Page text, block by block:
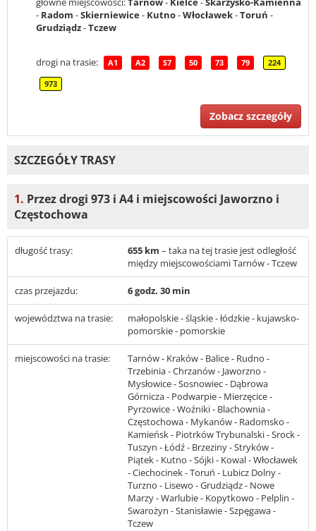
- Radom -Skierniewice- Kutno-Włocławek-Toruń -
Grudziądz-Tczew
drogi na trasie: A1 A2 S7 50 73 79 224
973
Zobacz szczegóły
SZCZEGÓŁY TRASY
1. Przez drogi 973 i A4 i miejscowości Jaworzno i
Częstochowa
długość trasy: 655 km – taka na tej trasie jest odległość
między miejscowościami Tarnów - Tczew
czas przejazdu: 6 godz. 30 min
województwa na trasie:
małopolskie - śląskie - łódzkie - kujawsko-
pomorskie - pomorskie
miejscowości na trasie:
Tarnów - Kraków - Balice - Rudno -
Trzebinia - Chrzanów - Jaworzno -
Mysłowice - Sosnowiec - Dąbrowa
Górnicza - Podwarpie - Mierzęcice -
Pyrzowice - Woźniki - Blachownia -
Częstochowa - Mykanów - Radomsko -
Kamieńsk - Piotrków Trybunalski - Srock -
Tuszyn - Łódź - Brzeziny - Stryków -
Piątek - Kutno - Sójki - Kowal - Włocławek
- Ciechocinek - Toruń - Lubicz Dolny -
Turzno - Lisewo - Grudziądz - Nowe
Marzy - Warlubie - Kopytkowo - Pelplin -
Swarożyn - Stanisławie - Szpęgawa -
Tczew